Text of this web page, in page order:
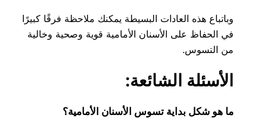
وباتباع هذه العادات البسيطة يمكنك ملاحظة فرقًا كبيرًا
في الحفاظ على الأسنان الأمامية قوية وصحية وخالية
من التسوس.
الأسئلة الشائعة:
ما هو شكل بداية تسوس الأسنان الأمامية؟